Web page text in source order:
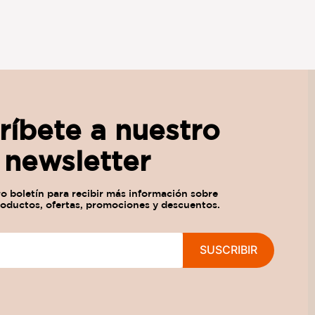
a nuestro
newsletter
SUSCRIBIR